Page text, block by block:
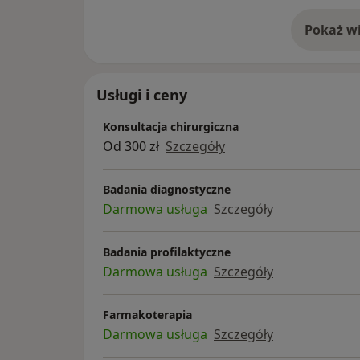
Pokaż o
Usługi i ceny
Konsultacja chirurgiczna
Od 300 zł Szczegóły
Badania diagnostyczne
Darmowa usługa Szczegóły
Badania profilaktyczne
Darmowa usługa Szczegóły
Farmakoterapia
Darmowa usługa Szczegóły